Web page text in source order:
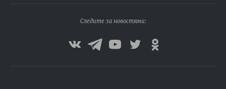
Следите за новостями: